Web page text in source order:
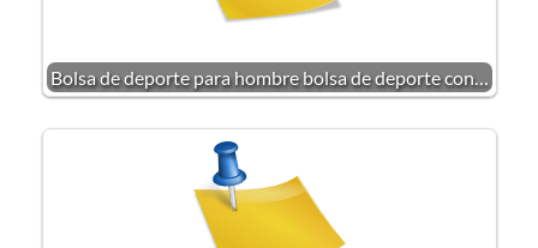
Bolsa de deporte para hombre bolsa de deporte con…